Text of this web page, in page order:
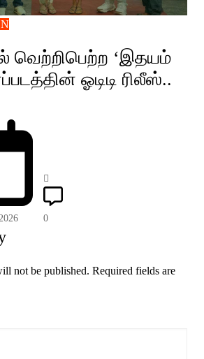
வெற்றிபெற்ற ‘இதயம்
ஓடிடி ரிலீஸ்..
0
not be published. Required fields are